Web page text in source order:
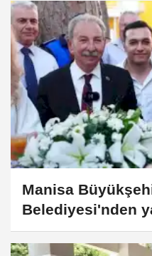
Manisa
Belediyesi'nden